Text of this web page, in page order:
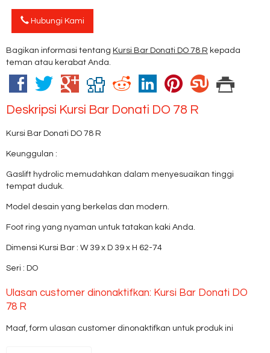
Hubungi Kami
Bagikan informasi tentang Kursi Bar Donati DO 78 R kepada
teman atau kerabat Anda.
Deskripsi Kursi Bar Donati DO 78 R
Kursi Bar Donati DO 78 R
Keunggulan :
Gaslift hydrolic memudahkan dalam menyesuaikan tinggi
tempat duduk.
Model desain yang berkelas dan modern.
Foot ring yang nyaman untuk tatakan kaki Anda.
Dimensi Kursi Bar : W 39 x D 39 x H 62-74
Seri : DO
Ulasan customer dinonaktifkan: Kursi Bar Donati DO
78 R
Maaf, form ulasan customer dinonaktifkan untuk produk ini